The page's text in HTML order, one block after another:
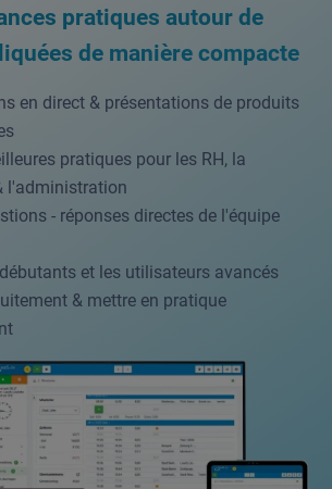
pratiques autour de
de manière compacte
en direct & présentations de produits
pratiques pour les RH, la
l'administration
- réponses directes de l'équipe
et les utilisateurs avancés
& mettre en pratique